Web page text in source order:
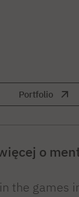
Portfolio
o
the games